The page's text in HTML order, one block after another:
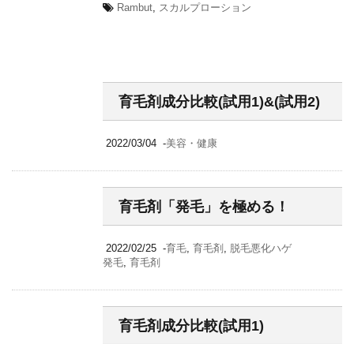
Rambut
スカルプローション
育毛剤成分比較(試用1)&(試用2)
2022/03/04 -美容・健康
育毛剤「発毛」を極める！
2022/02/25 -育毛 育毛剤
脱毛悪化ハゲ
発毛 育毛剤
育毛剤成分比較(試用1)